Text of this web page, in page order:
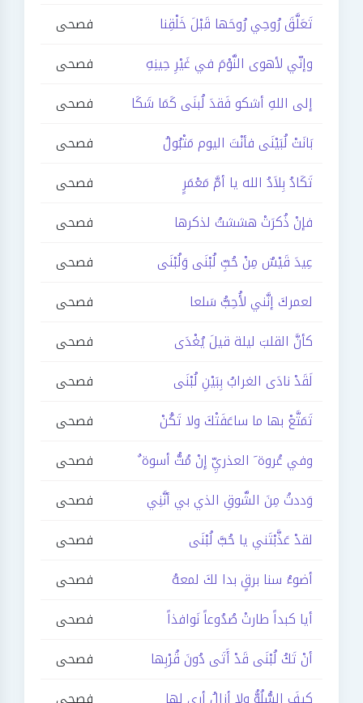
تَعَلَّقَ رُوحِي رُوحَها قَبْلَ خَلْقِنا
فصحى
وإنّي لأهوى النَّوْمَ في غَيْرِ حِينِهِ
فصحى
إلى اللهِ أشكو فَقدَ لُبنَى كَمَا شَكَا
فصحى
بَانَتْ لُبَيْنَى فأنْتَ اليوم مَتْبُولُ
فصحى
تَكَادُ بِلاَدُ الله يا أمَّ مَعْمَرٍ
فصحى
فإنْ ذُكرَتْ هششتُ لذكرها
فصحى
عِيدَ قَيْسٌ مِنْ حُبِّ لُبْنَى وَلُبْنَى
فصحى
لعمركَ إنَّني لأُحِبُّ سَلعا
فصحى
كأنَّ القلبَ ليلة قيلَ يُغْدَى
فصحى
لَقَدْ نادَى الغرابُ بِبَيْنِ لُبْنَى
فصحى
تَمَتَّعْ بها ما ساعَفَتْكَ ولا تَكُنْ
فصحى
وفي عُروة َ العذريِّ إِنْ مُتُّ أسوة ٌ
فصحى
وَددتُ مِنَ الشَّوقِ الذي بي أنَّنِي
فصحى
لقدْ عَذَّبْتَني يا حُبَّ لُبْنَى
فصحى
أضوءُ سنا برقٍ بدا لكَ لمعهُ
فصحى
أيا كبداً طارتْ صُدُوعاً نَوافذاً
فصحى
أنْ تَكُ لُبْنَى قَدْ أَتَى دُونَ قُرْبِها
فصحى